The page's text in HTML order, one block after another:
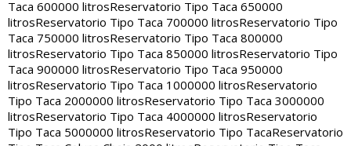
Taca 600000 litrosReservatorio Tipo Taca 650000
litrosReservatorio Tipo Taca 700000 litrosReservatorio Tipo
Taca 750000 litrosReservatorio Tipo Taca 800000
litrosReservatorio Tipo Taca 850000 litrosReservatorio Tipo
Taca 900000 litrosReservatorio Tipo Taca 950000
litrosReservatorio Tipo Taca 1000000 litrosReservatorio
Tipo Taca 2000000 litrosReservatorio Tipo Taca 3000000
litrosReservatorio Tipo Taca 4000000 litrosReservatorio
Tipo Taca 5000000 litrosReservatorio Tipo TacaReservatorio